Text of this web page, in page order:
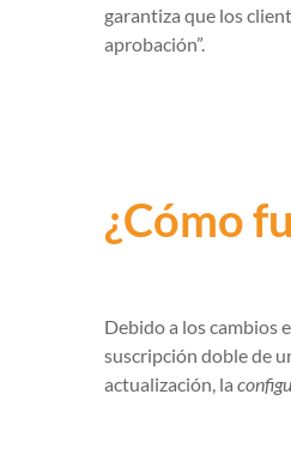
garantiza que los
aprobación”.
¿Cómo
Debido a los cambios
suscripción doble de
actualización, la